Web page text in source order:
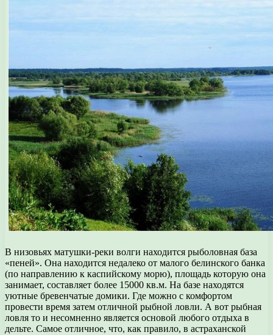
В низовьях матушки-реки волги находится рыболовная база
«пеней». Она находится недалеко от малого белинского банка
(по направлению к каспийскому морю), площадь которую она
занимает, составляет более 15000 кв.м. На базе находятся
уютные бревенчатые домики. Где можно с комфортом
провести время затем отличной рыбной ловли. А вот рыбная
ловля то и несомненно является основой любого отдыха в
дельте. Самое отличное, что, как правило, в астраханской